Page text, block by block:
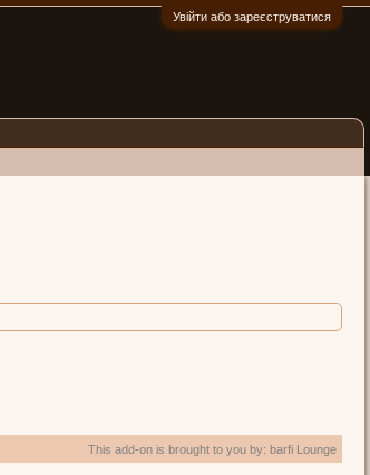
Увійти або зареєструватися
This add-on is brought to you by: barfi Lounge